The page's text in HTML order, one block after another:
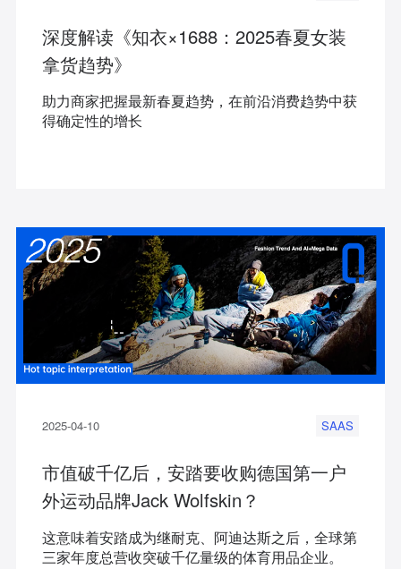
深度解读《知衣×1688：2025春夏女装
拿货趋势》
助力商家把握最新春夏趋势，在前沿消费趋势中获
得确定性的增长
2025-04-10 SAAS
市值破千亿后，安踏要收购德国第一户
外运动品牌Jack Wolfskin？
这意味着安踏成为继耐克、阿迪达斯之后，全球第
三家年度总营收突破千亿量级的体育用品企业。